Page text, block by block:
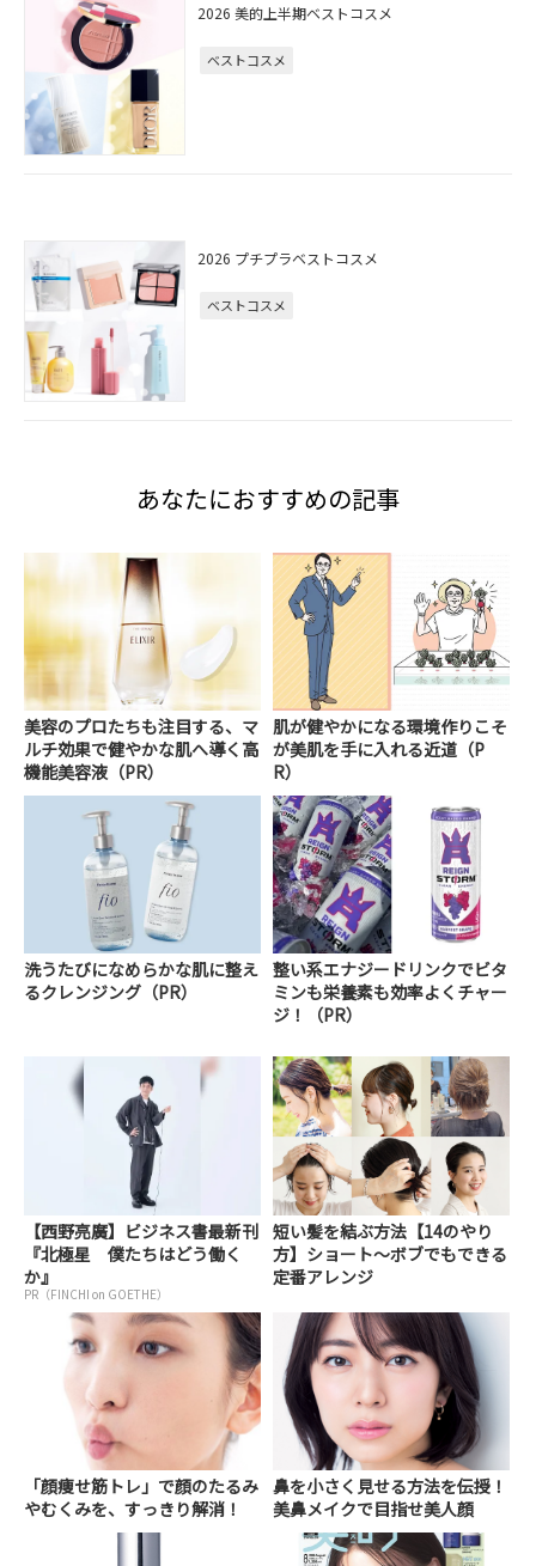
2026 美的上半期ベストコスメ
ベストコスメ
2026 プチプラベストコスメ
ベストコスメ
あなたにおすすめの記事
美容のプロたちも注目する、マ
ルチ効果で健やかな肌へ導く高
機能美容液（PR）
肌が健やかになる環境作りこそ
が美肌を手に入れる近道（P
R）
洗うたびになめらかな肌に整え
るクレンジング（PR）
整い系エナジードリンクでビタ
ミンも栄養素も効率よくチャー
ジ！（PR）
【西野亮廣】ビジネス書最新刊
『北極星 僕たちはどう働く
か』
PR（FINCHI on GOETHE）
短い髪を結ぶ方法【14のやり
方】ショート～ボブでもできる
定番アレンジ
「顔痩せ筋トレ」で顔のたるみ
やむくみを、すっきり解消！
鼻を小さく見せる方法を伝授！
美鼻メイクで目指せ美人顔